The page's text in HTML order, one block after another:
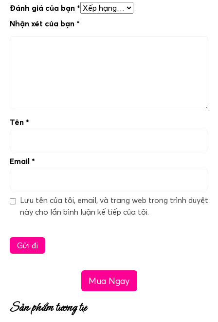
Đánh giá của bạn *
Nhận xét của bạn *
Tên *
Email *
Lưu tên của tôi, email, và trang web trong trình duyệt
này cho lần bình luận kế tiếp của tôi.
Mua Ngay
Sản phẩm tương tự